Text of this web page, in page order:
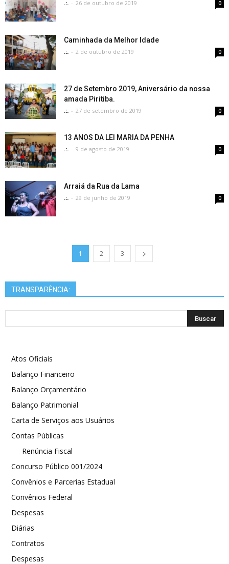
.:. - 26 de outubro de 2019 0
Caminhada da Melhor Idade
.:. - 2 de outubro de 2019 0
27 de Setembro 2019, Aniversário da nossa
amada Piritiba.
.:. - 27 de setembro de 2019 0
13 ANOS DA LEI MARIA DA PENHA
.:. - 9 de agosto de 2019 0
Arraiá da Rua da Lama
.:. - 29 de junho de 2019 0
1 2 3
TRANSPARÊNCIA:
Atos Oficiais
Balanço Financeiro
Balanço Orçamentário
Balanço Patrimonial
Carta de Serviços aos Usuários
Contas Públicas
Renúncia Fiscal
Concurso Público 001/2024
Convênios e Parcerias Estadual
Convênios Federal
Despesas
Diárias
Contratos
Despesas